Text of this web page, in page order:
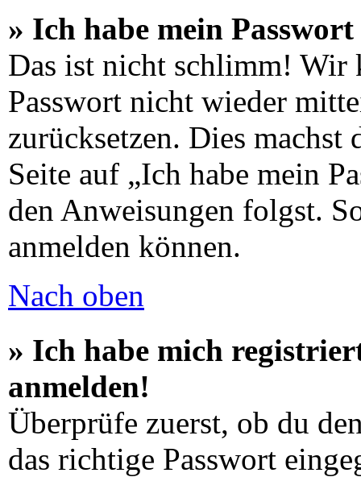
» Ich habe mein Passwort
Das ist nicht schlimm! Wir
Passwort nicht wieder
zurücksetzen. Dies
Seite auf „Ich habe mein
den Anweisungen folgst.
anmelden können.
Nach oben
» Ich habe mich
anmelden!
Überprüfe zuerst, ob du
das richtige Passwort